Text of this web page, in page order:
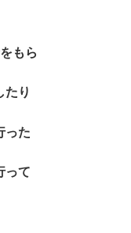
もら
たり
った
って